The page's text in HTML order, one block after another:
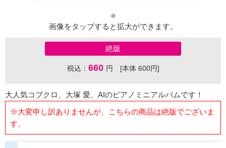
画像をタップすると拡大ができます。
絶版
税込： 660 円 [本体 600円]
大人気コブクロ、大塚 愛、AIのピアノミニアルバムです！
※大変申し訳ありませんが、こちらの商品は絶版でございま
す。